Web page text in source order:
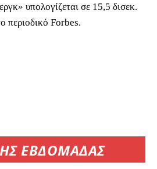
ΕΒΔΟΜΑΔΑΣ
υπολογίζεται σε 15,5 δισεκ.
περιοδικό Forbes.